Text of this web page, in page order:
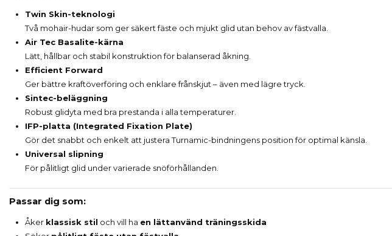
Twin Skin-teknologi
Två mohair-hudar som ger säkert fäste och mjukt glid utan behov av fästvalla.
Air Tec Basalite-kärna
Lätt, hållbar och stabil konstruktion för balanserad åkning.
Efficient Forward
Ger bättre kraftöverföring och enklare frånskjut – även med lägre tryck.
Sintec-beläggning
Robust glidyta med bra prestanda i alla temperaturer.
IFP-platta (Integrated Fixation Plate)
Gör det snabbt och enkelt att justera Turnamic-bindningens position för optimal känsla.
Universal slipning
För pålitligt glid under varierade snöförhållanden.
Passar dig som:
Åker klassisk stil och vill ha en lättanvänd träningsskida